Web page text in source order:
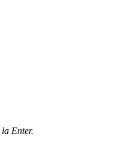
la Enter.